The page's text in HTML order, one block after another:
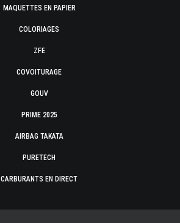
MAQUETTES EN PAPIER
COLORIAGES
ZFE
COVOITURAGE
GOUV
PRIME 2025
AIRBAG TAKATA
PURETECH
CARBURANTS EN DIRECT